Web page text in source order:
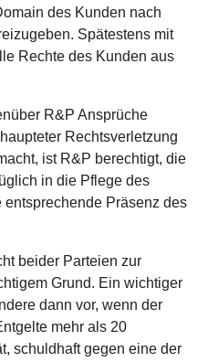
des Kunden nach
Spätestens mit
Rechte des Kunden aus
R&P Ansprüche
Rechtsverletzung
ist R&P berechtigt, die
in die Pflege des
Präsenz des
beider Parteien zur
Grund. Ein wichtiger
dann vor, wenn der
mehr als 20
schuldhaft gegen eine der